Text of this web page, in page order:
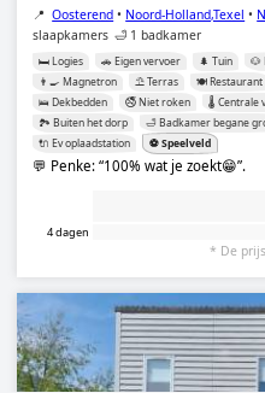
📍Oosterend • Noord-Holland,Texel •
slaapkamers 🛁 1 badkamer
🛏️ Logies 🚗 Eigen vervoer 🌲 Tuin 🐶
👨‍🍳 Magnetron
⛱️ Terras 🍽️ Restaurant
🛌 Dekbedden
🚭 Niet roken 🌡️ Centrale
🏞️ Buiten het dorp
🛁 Badkamer begane
🔌 Ev oplaadstation
⚽️ Speelveld
💬 Penke: 100% wat je zoekt😁 .
4 dagen
* De